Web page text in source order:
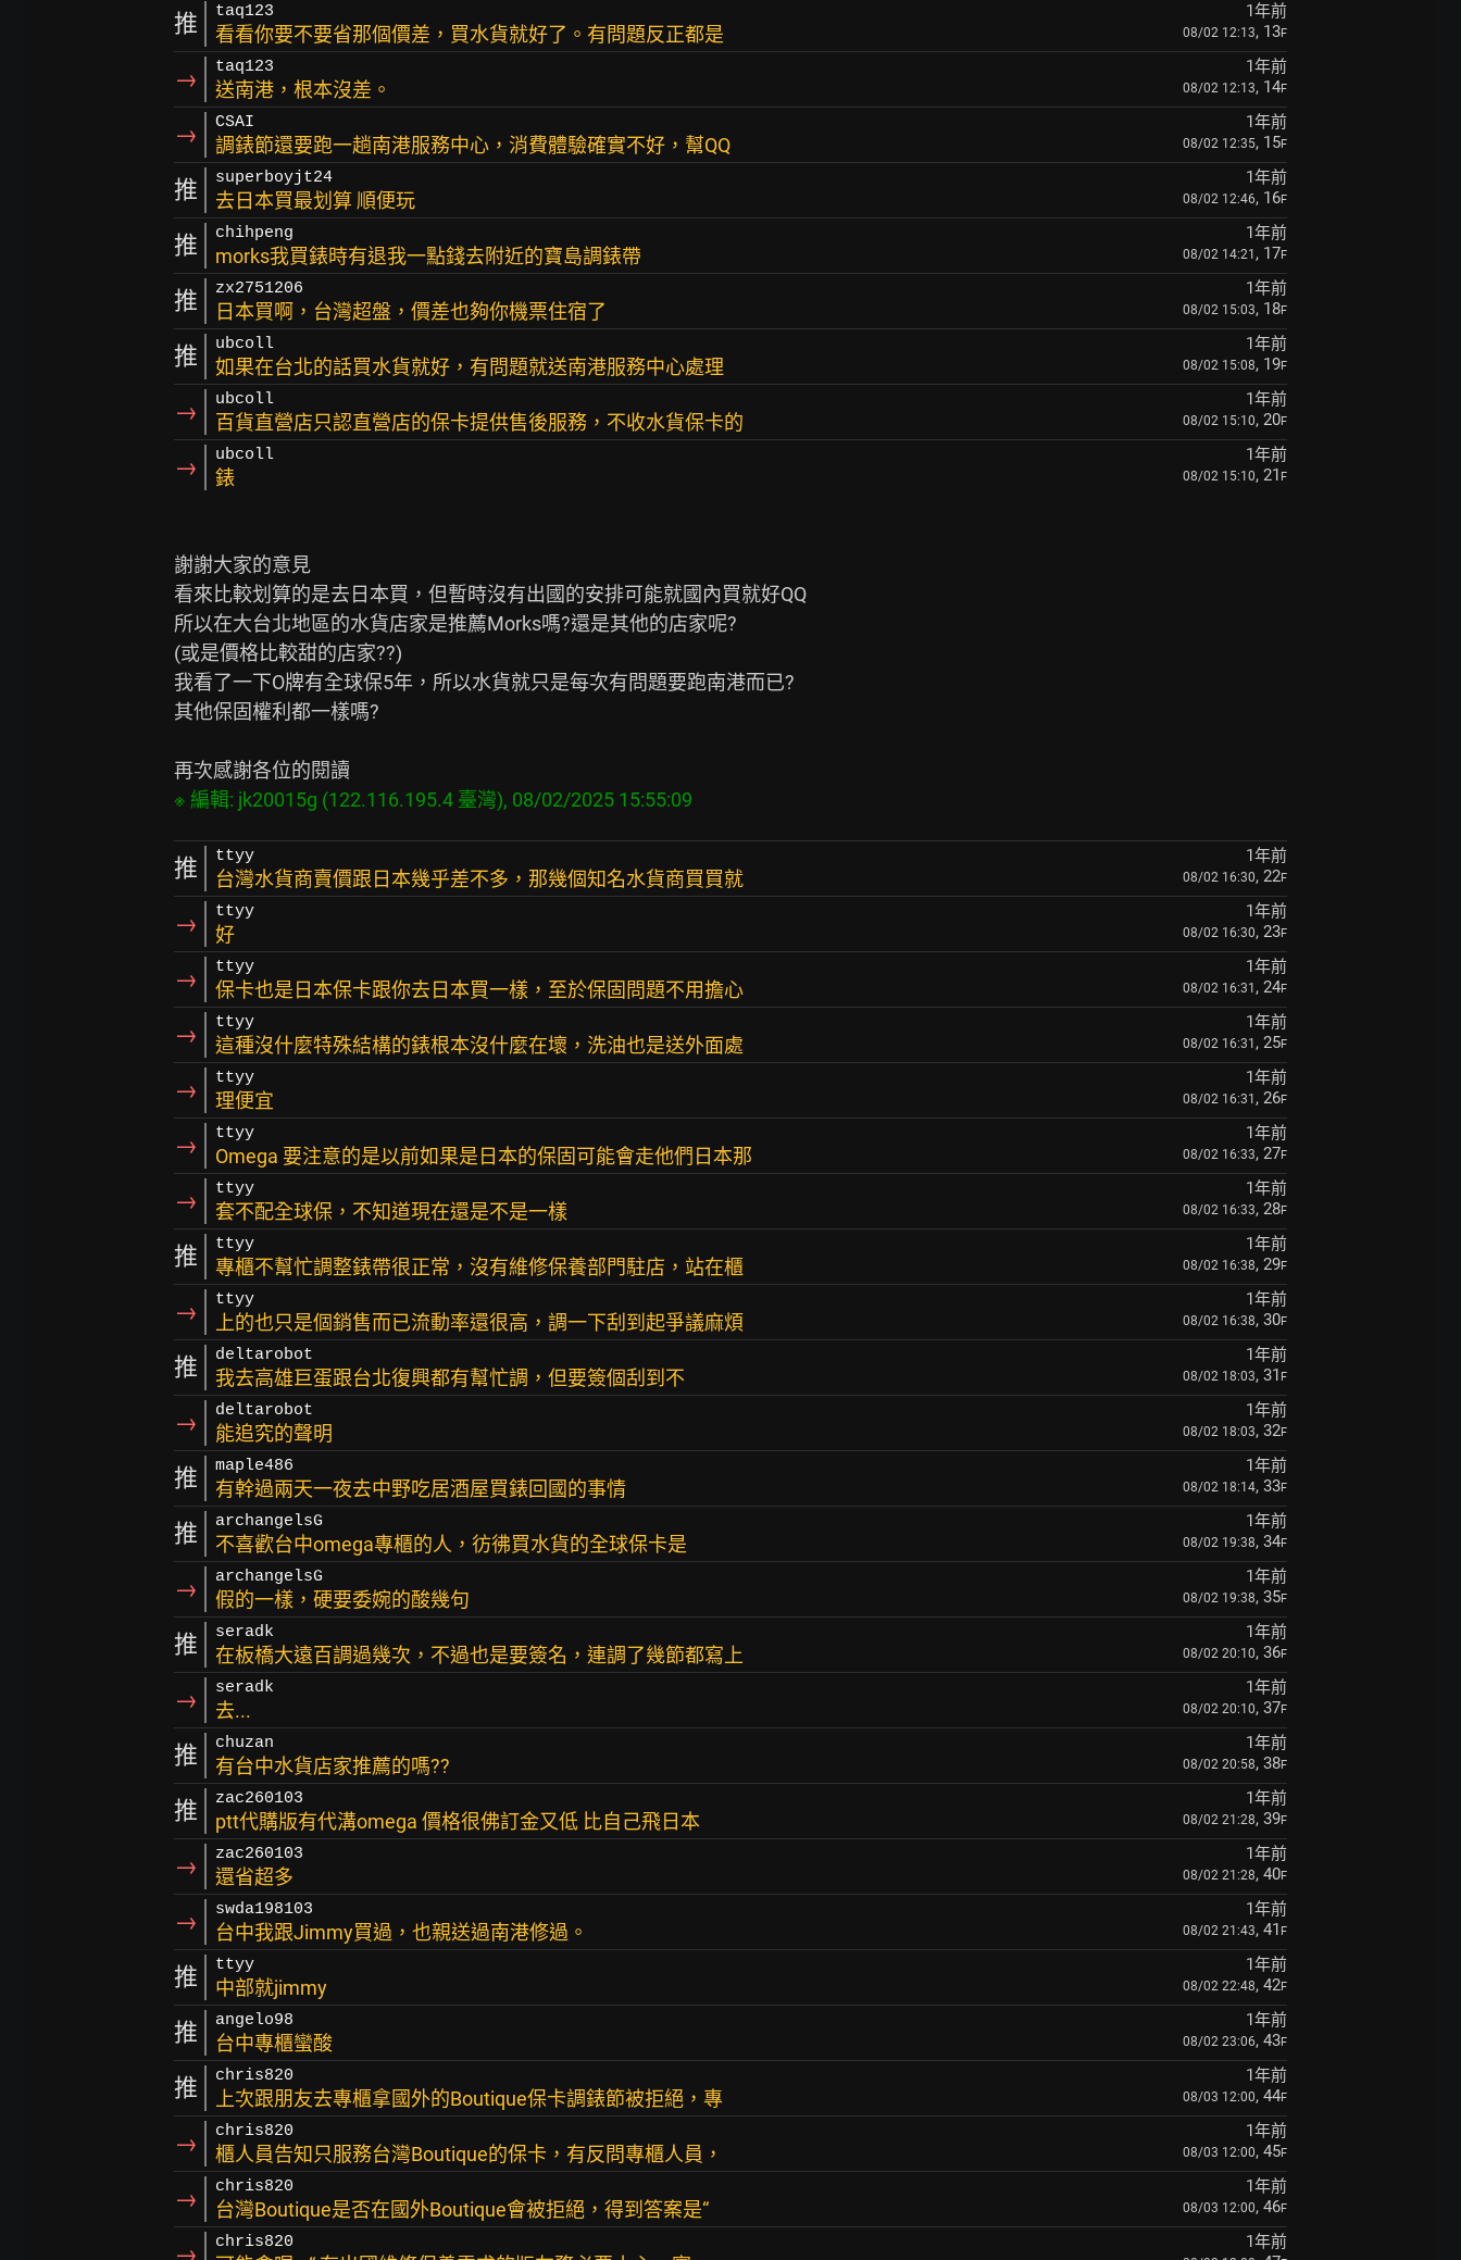
推 taq123 1年前
看看你要不要省那個價差，買水貨就好了。有問題反正都是 08/02 12:13, 13F
→ taq123 1年前
送南港，根本沒差。 08/02 12:13, 14F
→ CSAI 1年前
調錶節還要跑一趟南港服務中心，消費體驗確實不好，幫QQ 08/02 12:35, 15F
推 superboyjt24 1年前
去日本買最划算 順便玩 08/02 12:46, 16F
推 chihpeng 1年前
morks我買錶時有退我一點錢去附近的寶島調錶帶 08/02 14:21 , 17F
推 zx2751206 1年前
日本買啊，台灣超盤，價差也夠你機票住宿了 08/02 15:03, 18F
推 ubcoll 1年前
如果在台北的話買水貨就好，有問題就送南港服務中心處理 08/02 15:08, 19F
→ ubcoll 1年前
百貨直營店只認直營店的保卡提供售後服務，不收水貨保卡的 08/02 15:10, 20F
→ ubcoll 1年前
錶 08/02 15:10, 21 F
謝謝大家的意見
看來比較划算的是去日本買，但暫時沒有出國的安排可能就國內買就好QQ
所以在大台北地區的水貨店家是推薦Morks嗎?還是其他的店家呢?
(或是價格比較甜的店家??)
我看了一下O牌有全球保5年，所以水貨就只是每次有問題要跑南港而已?
其他保固權利都一樣嗎?
推 ttyy 1年前
台灣水貨商賣價跟日本幾乎差不多，那幾個知名水貨商買買就 08/02 16:30, 22F
→ ttyy 1年前
好 08/02 16:30, 23F
→ ttyy 1年前
保卡也是日本保卡跟你去日本買一樣，至於保固問題不用擔心 08/02 16:31 , 24F
→ ttyy 1年前
這種沒什麼特殊結構的錶根本沒什麼在壞，洗油也是送外面處 08/02 16:31 , 25F
→ ttyy 1年前
理便宜 08/02 16:31 , 26F
→ ttyy 1年前
Omega 要注意的是以前如果是日本的保固可能會走他們日本那 08/02 16:33, 27F
→ ttyy 1年前
套不配全球保，不知道現在還是不是一樣 08/02 16:33, 28F
推 ttyy 1年前
專櫃不幫忙調整錶帶很正常，沒有維修保養部門駐店，站在櫃 08/02 16:38, 29F
→ ttyy 1年前
上的也只是個銷售而已流動率還很高，調一下刮到起爭議麻煩 08/02 16:38, 30F
推 deltarobot 1年前
我去高雄巨蛋跟台北復興都有幫忙調，但要簽個刮到不 08/02 18:03, 31 F
→ deltarobot 1年前
能追究的聲明 08/02 18:03, 32F
推 maple486 1年前
有幹過兩天一夜去中野吃居酒屋買錶回國的事情 08/02 18:14, 33F
推 archangelsG 1年前
不喜歡台中omega專櫃的人，彷彿買水貨的全球保卡是 08/02 19:38, 34F
→ archangelsG 1年前
假的一樣，硬要委婉的酸幾句 08/02 19:38, 35F
推 seradk 1年前
在板橋大遠百調過幾次，不過也是要簽名，連調了幾節都寫上 08/02 20:10, 36F
→ seradk 1年前
去... 08/02 20:10, 37F
推 chuzan 1年前
有台中水貨店家推薦的嗎?? 08/02 20:58, 38F
推 zac260103 1年前
ptt代購版有代溝omega 價格很佛訂金又低 比自己飛日本 08/02 21:28, 39F
→ zac260103 1年前
還省超多 08/02 21:28, 40F
→ swda198103 1年前
台中我跟Jimmy買過，也親送過南港修過。 08/02 21:43, 41 F
推 ttyy 1年前
中部就jimmy 08/02 22:48, 42F
推 angelo98 1年前
台中專櫃蠻酸 08/02 23:06, 43F
推 chris820 1年前
上次跟朋友去專櫃拿國外的Boutique保卡調錶節被拒絕，專 08/03 12:00, 44F
→ chris820 1年前
櫃人員告知只服務台灣Boutique的保卡，有反問專櫃人員， 08/03 12:00, 45F
→ chris820 1年前
台灣Boutique是否在國外Boutique會被拒絕，得到答案是“ 08/03 12:00, 46F
→ chris820 1年前